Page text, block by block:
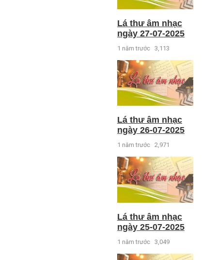
Lá thư âm nhạc
ngày 27-07-2025
1 năm trước 3,113
Lá thư âm nhạc
ngày 26-07-2025
1 năm trước 2,971
Lá thư âm nhạc
ngày 25-07-2025
1 năm trước 3,049